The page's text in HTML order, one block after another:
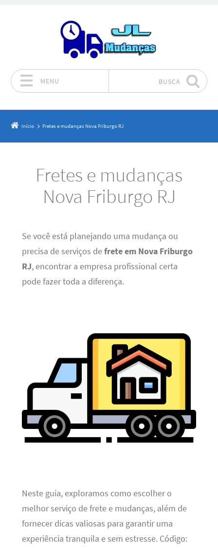
MENU BUSCA
Início Fretes e mudanças Nova Friburgo RJ
Fretes e mudanças
Nova Friburgo RJ
Se você está planejando uma mudança ou
precisa de serviços defrete em Nova Friburgo
RJ, encontrar a empresa profissional certa
pode fazer toda a diferença.
Neste guia, exploramos como escolher o
melhor serviço de frete e mudanças, além de
fornecer dicas valiosas para garantir uma
experiência tranquila e sem estresse. Código: